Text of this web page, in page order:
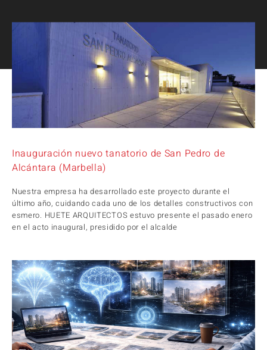
Inauguración nuevo tanatorio de San Pedro de
Alcántara (Marbella)
Nuestra empresa ha desarrollado este proyecto durante el
último año, cuidando cada uno de los detalles constructivos con
esmero. HUETE ARQUITECTOS estuvo presente el pasado enero
en el acto inaugural, presidido por el alcalde